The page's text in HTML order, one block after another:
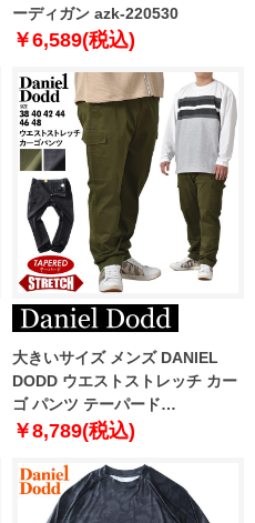
ーディガン azk-220530
￥6,589(税込)
大きいサイズ メンズ DANIEL
DODD ウエストストレッチ カー
ゴ パンツ テーパード
azp230103201t
￥8,789(税込)